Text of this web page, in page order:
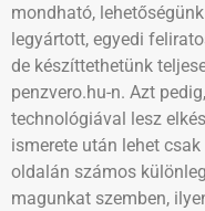
mondható,
legyártott, egyedi
de készíttethetünk
penzvero.hu-n. Azt
technológiával lesz
ismerete után lehet
oldalán számos
magunkat szemben,